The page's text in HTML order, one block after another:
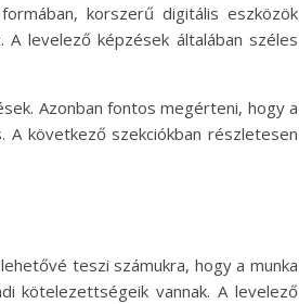
korszerű digitális eszközök
levelező képzések általában széles
Azonban fontos megérteni, hogy a
A következő szekciókban részletesen
teszi számukra, hogy a munka
kötelezettségeik vannak. A levelező